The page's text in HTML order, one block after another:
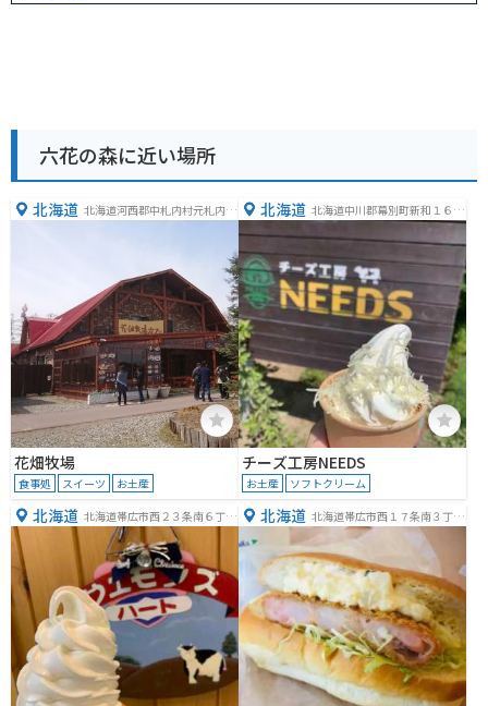
六花の森に近い場所
北海道 北海道河西郡中札内村元札内東
花畑牧場
食事処 スイーツ お土産
北海道 北海道中川郡幕別町新和１６２
−１１１
チーズ工房NEEDS
お土産 ソフトクリーム
北海道 北海道帯広市西２３条南６丁目
北海道 北海道帯広市西１７条南３丁目
２５